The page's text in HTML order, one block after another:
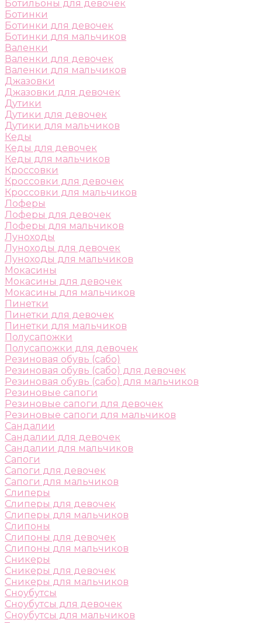
Ботильоны для девочек
Ботинки
Ботинки для девочек
Ботинки для мальчиков
Валенки
Валенки для девочек
Валенки для мальчиков
Джазовки
Джазовки для девочек
Дутики
Дутики для девочек
Дутики для мальчиков
Кеды
Кеды для девочек
Кеды для мальчиков
Кроссовки
Кроссовки для девочек
Кроссовки для мальчиков
Лоферы
Лоферы для девочек
Лоферы для мальчиков
Луноходы
Луноходы для девочек
Луноходы для мальчиков
Мокасины
Мокасины для девочек
Мокасины для мальчиков
Пинетки
Пинетки для девочек
Пинетки для мальчиков
Полусапожки
Полусапожки для девочек
Резиновая обувь (сабо)
Резиновая обувь (сабо) для девочек
Резиновая обувь (сабо) для мальчиков
Резиновые сапоги
Резиновые сапоги для девочек
Резиновые сапоги для мальчиков
Сандалии
Сандалии для девочек
Сандалии для мальчиков
Сапоги
Сапоги для девочек
Сапоги для мальчиков
Слиперы
Слиперы для девочек
Слиперы для мальчиков
Слипоны
Слипоны для девочек
Слипоны для мальчиков
Сникеры
Сникеры для девочек
Сникеры для мальчиков
Сноубутсы
Сноубутсы для девочек
Сноубутсы для мальчиков